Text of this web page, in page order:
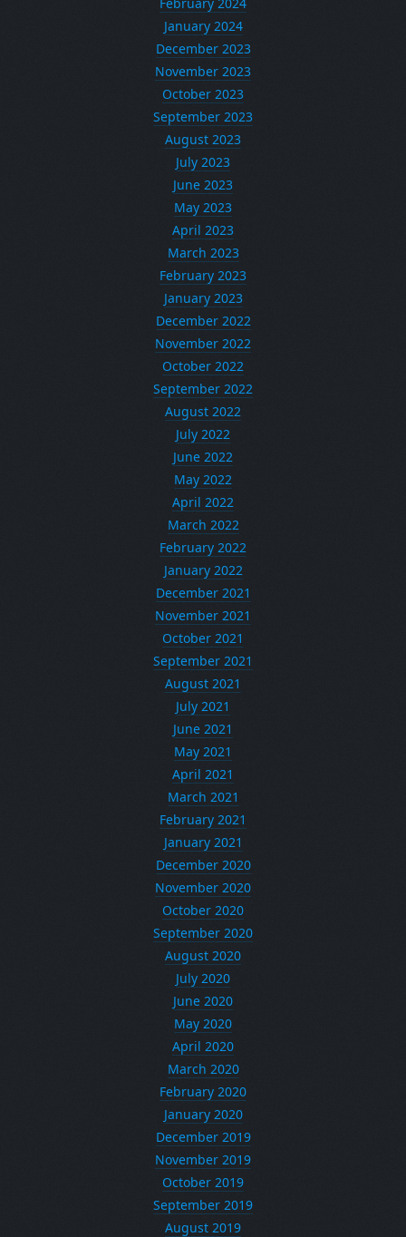
January 2024
December 2023
November 2023
October 2023
September 2023
August 2023
July 2023
June 2023
May 2023
April 2023
March 2023
February 2023
January 2023
December 2022
November 2022
October 2022
September 2022
August 2022
July 2022
June 2022
May 2022
April 2022
March 2022
February 2022
January 2022
December 2021
November 2021
October 2021
September 2021
August 2021
July 2021
June 2021
May 2021
April 2021
March 2021
February 2021
January 2021
December 2020
November 2020
October 2020
September 2020
August 2020
July 2020
June 2020
May 2020
April 2020
March 2020
February 2020
January 2020
December 2019
November 2019
October 2019
September 2019
August 2019